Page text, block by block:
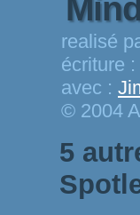
realisé
écriture :
avec :
© 2004
5